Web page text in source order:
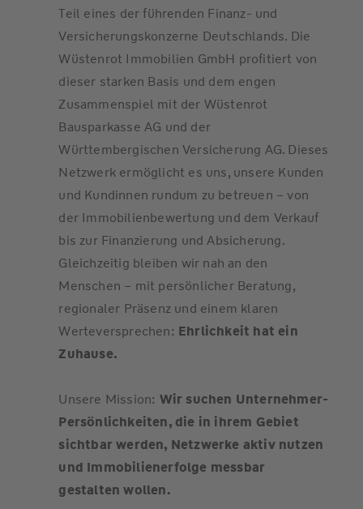
Teil eines der führenden Finanz- und
Versicherungskonzerne Deutschlands. Die
Wüstenrot Immobilien GmbH profitiert von
dieser starken Basis und dem engen
Zusammenspiel mit der Wüstenrot
Bausparkasse AG und der
Württembergischen Versicherung AG. Dieses
Netzwerk ermöglicht es uns, unsere Kunden
und Kundinnen rundum zu betreuen – von
der Immobilienbewertung und dem Verkauf
bis zur Finanzierung und Absicherung.
Gleichzeitig bleiben wir nah an den
Menschen – mit persönlicher Beratung,
regionaler Präsenz und einem klaren
Werteversprechen: Ehrlichkeit hat ein
Zuhause.
Unsere Mission: Wir suchen Unternehmer-
Persönlichkeiten, die in ihrem Gebiet
sichtbar werden, Netzwerke aktiv nutzen
und Immobilienerfolge messbar
gestalten wollen.